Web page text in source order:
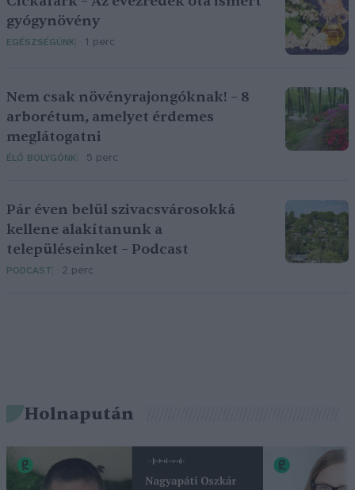
gyógynövény
EGÉSZSÉGÜNK 1 perc
Nem csak növényrajongóknak! – 8
arborétum, amelyet érdemes
meglátogatni
ÉLŐ BOLYGÓNK 5 perc
Pár éven belül szivacsvárosokká
kellene alakítanunk a
településeinket – Podcast
PODCAST 2 perc
Holnapután